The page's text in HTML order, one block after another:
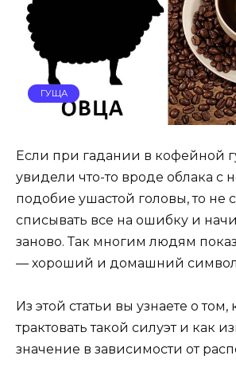
ГУЩА
Если при гадании в кофейной
увидели что-то вроде облака с
подобие ушастой головы, то не
списывать все на ошибку и
заново. Так многим людям
— хороший и домашний
Из этой статьи вы узнаете о
трактовать такой силуэт и как
значение в зависимости от